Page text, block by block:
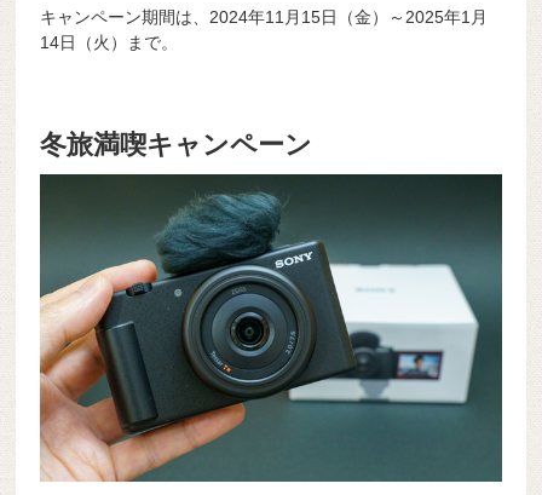
キャンペーン期間は、2024年11月15日（金）～2025年1月
14日（火）まで。
冬旅満喫キャンペーン